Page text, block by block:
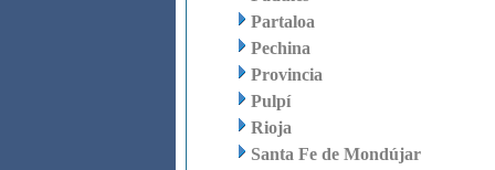
Partaloa
Pechina
Provincia
Pulpí
Rioja
Santa Fe de Mondújar